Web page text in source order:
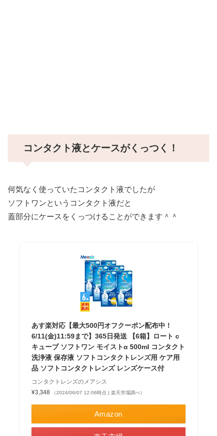
コンタクト液とケースがくっつく！
何気なく使っていたコンタクト液でしたが
ソフトワンというコンタクト液だと
蓋部分にケースをくっつけることができます＾＾
あす楽対応【最大500円オフクーポン配布中！
6/11(金)11:59まで】365日発送 【6箱】ロート c
キューブ ソフトワン モイストα 500ml コンタクト
洗浄液 保存液 ソフトコンタクトレンズ用 ケア用
品 ソフトコンタクトレンズ レンズケース付
コンタクトレンズのメアシス
¥3,348
（2024/06/07 12:06時点 | 楽天市場調べ）
Amazon